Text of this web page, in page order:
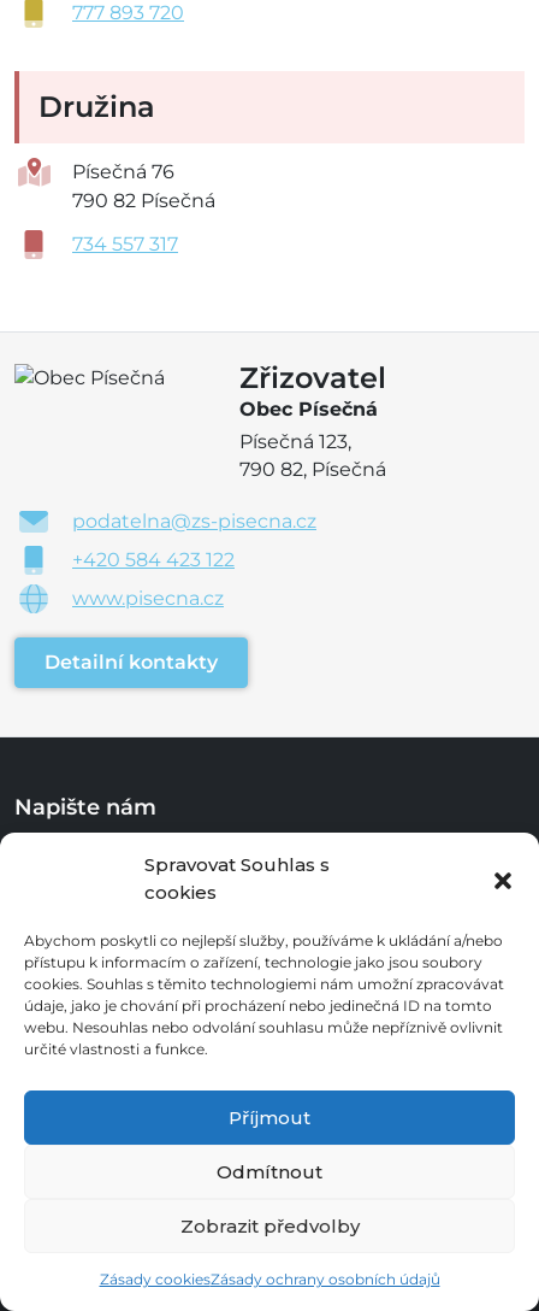
Spravovat Souhlas s
cookies
Abychom poskytli co nejlepší služby, používáme k ukládání a/nebo
přístupu k informacím o zařízení, technologie jako jsou soubory
cookies. Souhlas s těmito technologiemi nám umožní zpracovávat
údaje, jako je chování při procházení nebo jedinečná ID na tomto
webu. Nesouhlas nebo odvolání souhlasu může nepříznivě ovlivnit
určité vlastnosti a funkce.
Příjmout
Odmítnout
Zobrazit předvolby
Zásady cookiesZásady ochrany osobních údajů
777 893 720
Družina
Písečná 76
790 82 Písečná
734 557 317
Zřizovatel
Obec Písečná
Písečná 123,
790 82, Písečná
podatelna@zs-pisecna.cz
+420 584 423 122
www.pisecna.cz
Detailní kontakty
Napište nám
Klepnutím přijměte marketingové
Jméno*